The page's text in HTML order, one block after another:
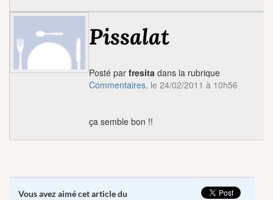
Pissalat
Posté par fresita dans la rubrique
Commentaires, le 24/02/2011 à 10h56
ça semble bon !!
Vous avez aimé cet article du